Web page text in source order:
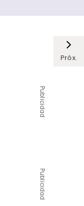
Próx.
Publicidad
Publicidad